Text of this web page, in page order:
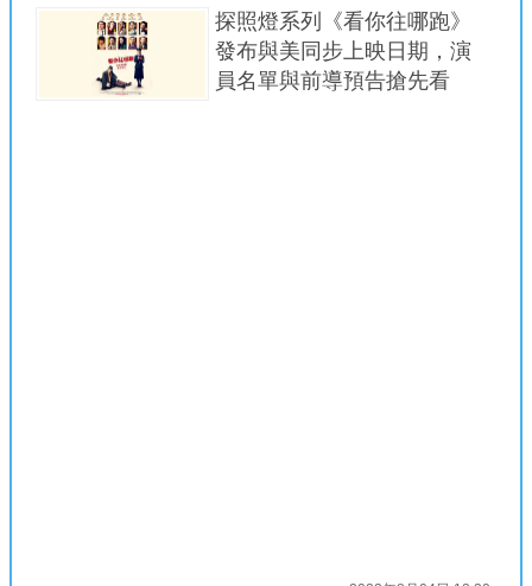
探照燈系列《看你往哪跑》
發布與美同步上映日期，演
員名單與前導預告搶先看